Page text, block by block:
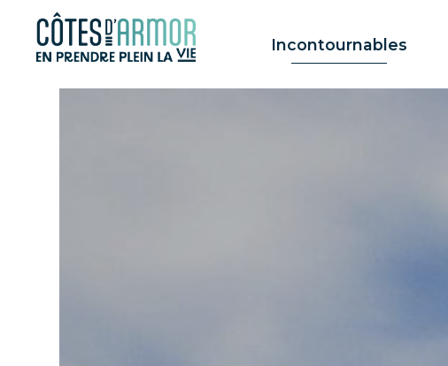
Panneau de gestion des cookies
Incontournables